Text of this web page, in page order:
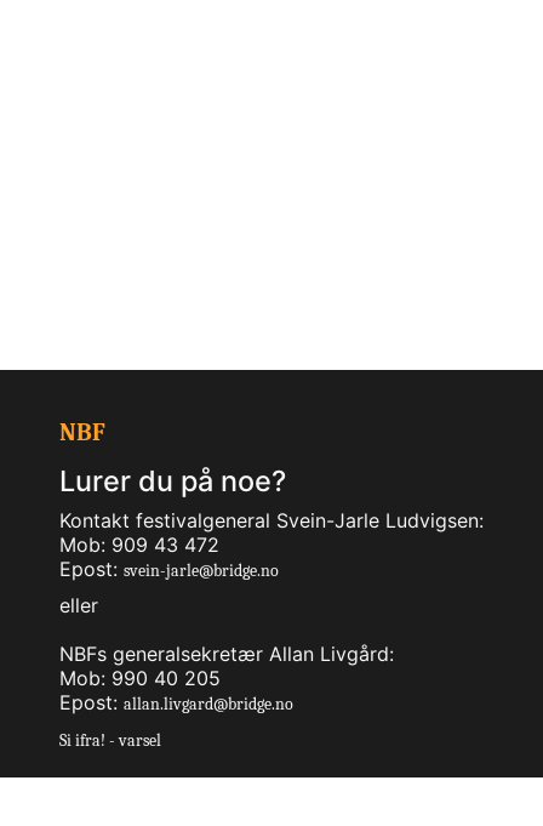
NBF
Lurer du på noe?
Kontakt festivalgeneral Svein-Jarle Ludvigsen:
Mob: 909 43 472
Epost: svein-jarle@bridge.no
eller
NBFs generalsekretær Allan Livgård:
Mob: 990 40 205
Epost: allan.livgard@bridge.no
Si ifra! - varsel